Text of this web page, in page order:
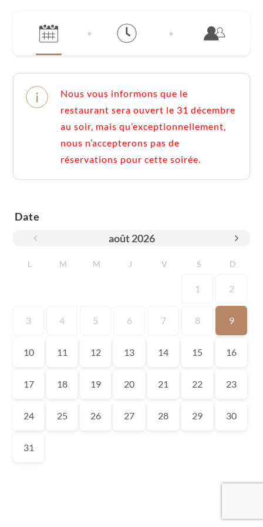
Nous vous informons que le
restaurant sera ouvert le 31 décembre
au soir, mais qu’exceptionnellement,
nous n’accepterons pas de
réservations pour cette soirée.
Date
août 2026
L M M J V S D
1 2
3 4 5 6 7 8 9
10 11 12 13 14 15 16
17 18 19 20 21 22 23
24 25 26 27 28 29 30
31